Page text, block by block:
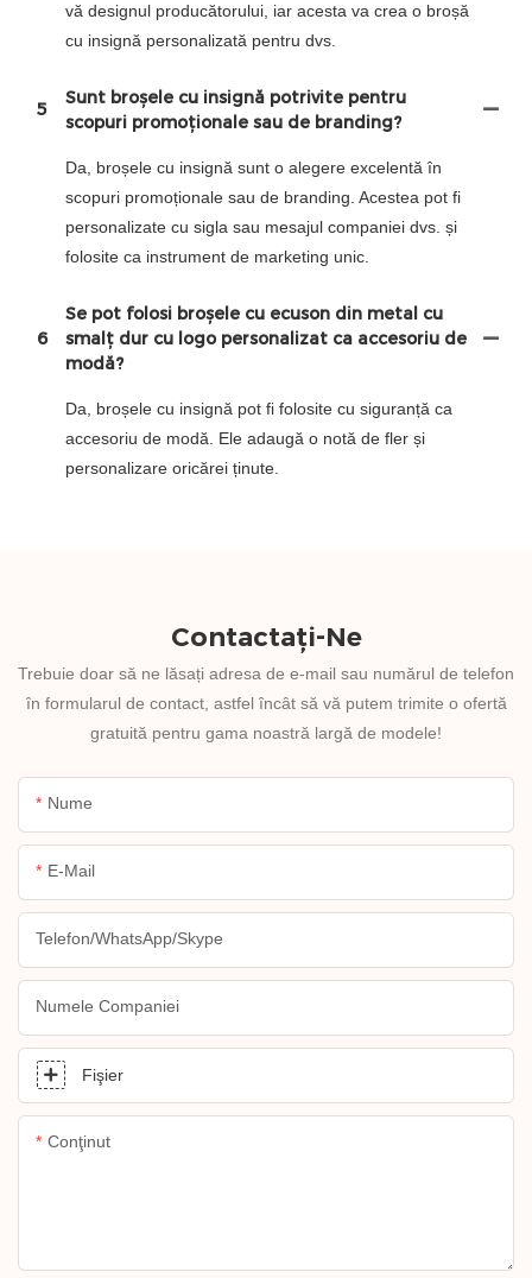
vă designul producătorului, iar acesta va crea o broșă
cu insignă personalizată pentru dvs.
5
Sunt broșele cu insignă potrivite pentru
scopuri promoționale sau de branding?
Da, broșele cu insignă sunt o alegere excelentă în
scopuri promoționale sau de branding. Acestea pot fi
personalizate cu sigla sau mesajul companiei dvs. și
folosite ca instrument de marketing unic.
6
Se pot folosi broșele cu ecuson din metal cu
smalț dur cu logo personalizat ca accesoriu de
modă?
Da, broșele cu insignă pot fi folosite cu siguranță ca
accesoriu de modă. Ele adaugă o notă de fler și
personalizare oricărei ținute.
Contactați-Ne
Trebuie doar să ne lăsați adresa de e-mail sau numărul de telefon
în formularul de contact, astfel încât să vă putem trimite o ofertă
gratuită pentru gama noastră largă de modele!
Nume
E-Mail
Telefon/WhatsApp/Skype
Numele Companiei
Fişier
Conţinut